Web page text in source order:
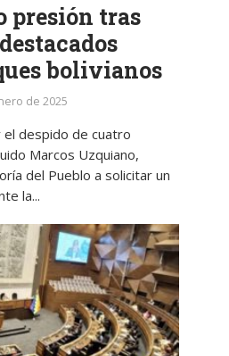
presión tras
bolivianos
de 2025
despido de cuatro
Marcos Uzquiano,
del Pueblo a solicitar un
la...